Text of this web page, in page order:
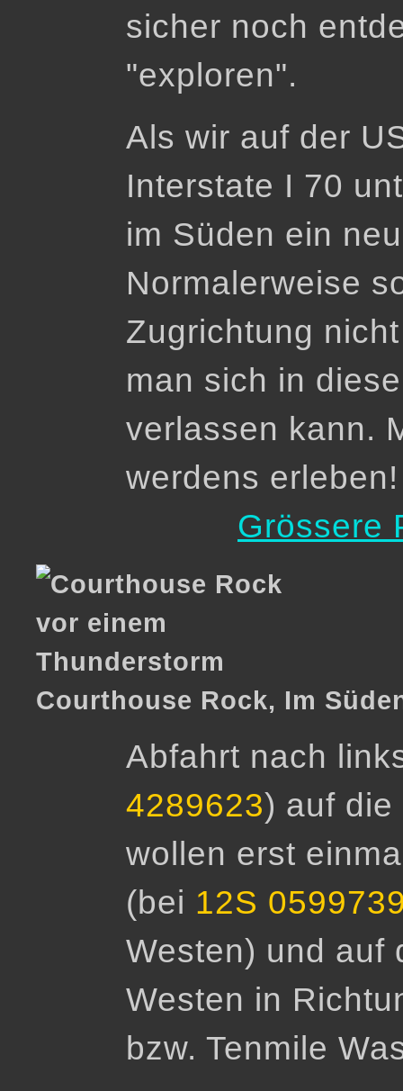
sicher noch
"exploren".
Als wir auf der
Interstate I 70
im Süden ein
Normalerweise
Zugrichtung
man sich in
verlassen kann.
werdens erleben!
Grössere
Courthouse Rock, Im
Abfahrt nach
4289623) auf die
wollen erst
(bei 12S
Westen) und auf
Westen in
bzw. Tenmile